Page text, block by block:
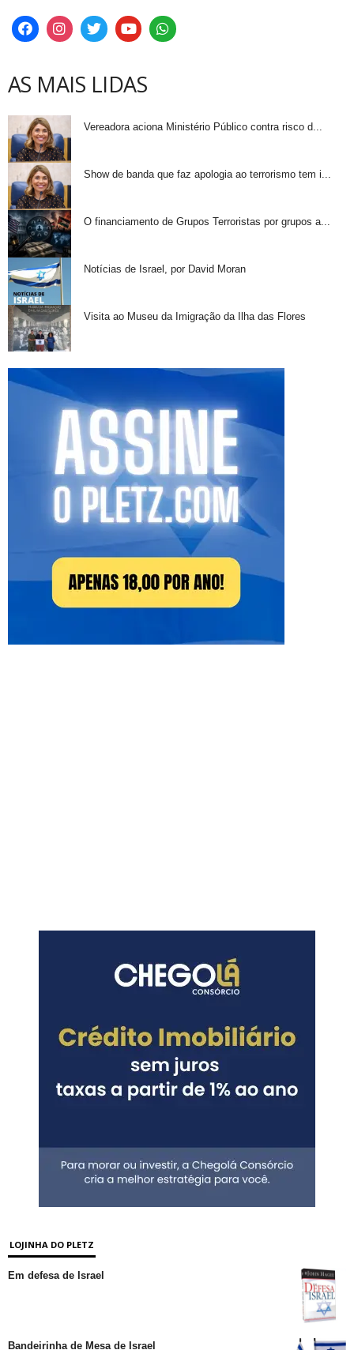
AS MAIS LIDAS
Vereadora aciona Ministério Público contra risco d...
Show de banda que faz apologia ao terrorismo tem i...
O financiamento de Grupos Terroristas por grupos a...
Notícias de Israel, por David Moran
Visita ao Museu da Imigração da Ilha das Flores
LOJINHA DO PLETZ
Em defesa de Israel
Bandeirinha de Mesa de Israel